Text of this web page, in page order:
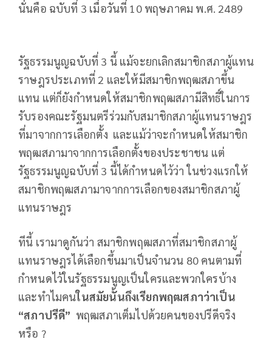
นั่นคือ ฉบับที่ 3 เมื่อวันที่ 10 พฤษภาคม พ.ศ. 2489
รัฐธรรมนูญฉบับที่ 3 นี้ แม้จะยกเลิกสมาชิกสภาผู้แทน
ราษฎรประเภทที่ 2 และให้มีสมาชิกพฤฒสภาขึ้น
แทน แต่ก็ยังกำหนดให้สมาชิกพฤฒสภามีสิทธิ์ในการ
รับรองคณะรัฐมนตรีร่วมกับสมาชิกสภาผู้แทนราษฎร
ที่มาจากการเลือกตั้ง และแม้ว่าจะกำหนดให้สมาชิก
พฤฒสภามาจากการเลือกตั้งของประชาชน แต่
รัฐธรรมนูญฉบับที่ 3 นี้ได้กำหนดไว้ว่า ในช่วงแรกให้
สมาชิกพฤฒสภามาจากการเลือกของสมาชิกสภาผู้
แทนราษฎร
ทีนี้ เรามาดูกันว่า สมาชิกพฤฒสภาที่สมาชิกสภาผู้
แทนราษฎรได้เลือกขึ้นมาเป็นจำนวน 80 คนตามที่
กำหนดไว้ในรัฐธรรมนูญเป็นใครและพวกใครบ้าง
และทำไมคนในสมัยนั้นถึงเรียกพฤฒสภาว่าเป็น
“สภาปรีดี” พฤฒสภาเต็มไปด้วยคนของปรีดีจริง
หรือ ?